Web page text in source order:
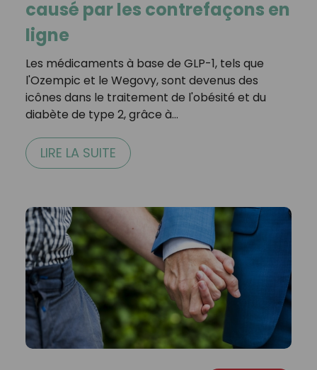
causé par les contrefaçons en
ligne
Les médicaments à base de GLP-1, tels que
l'Ozempic et le Wegovy, sont devenus des
icônes dans le traitement de l'obésité et du
diabète de type 2, grâce à…
LIRE LA SUITE